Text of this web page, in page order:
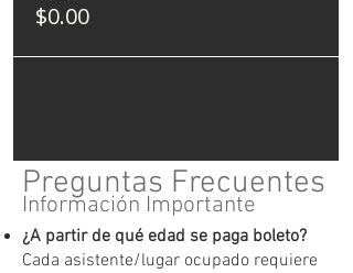
$0.00
Preguntas Frecuentes
Información Importante
¿A partir de qué edad se paga boleto?
Cada asistente/lugar ocupado requiere